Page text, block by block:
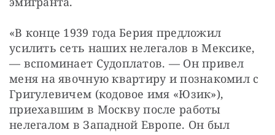
«В конце 1939 года Берия предложил
усилить сеть наших нелегалов в Мексике,
— вспоминает Судоплатов. — Он привел
меня на явочную квартиру и познакомил с
Григулевичем (кодовое имя «Юзик»),
приехавшим в Москву после работы
нелегалом в Западной Европе. Он был